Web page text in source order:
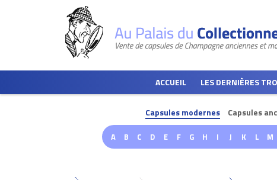
ACCUEIL LES DERNIÈRES
Capsules modernes Capsules
A B C D E F G H I J K L M